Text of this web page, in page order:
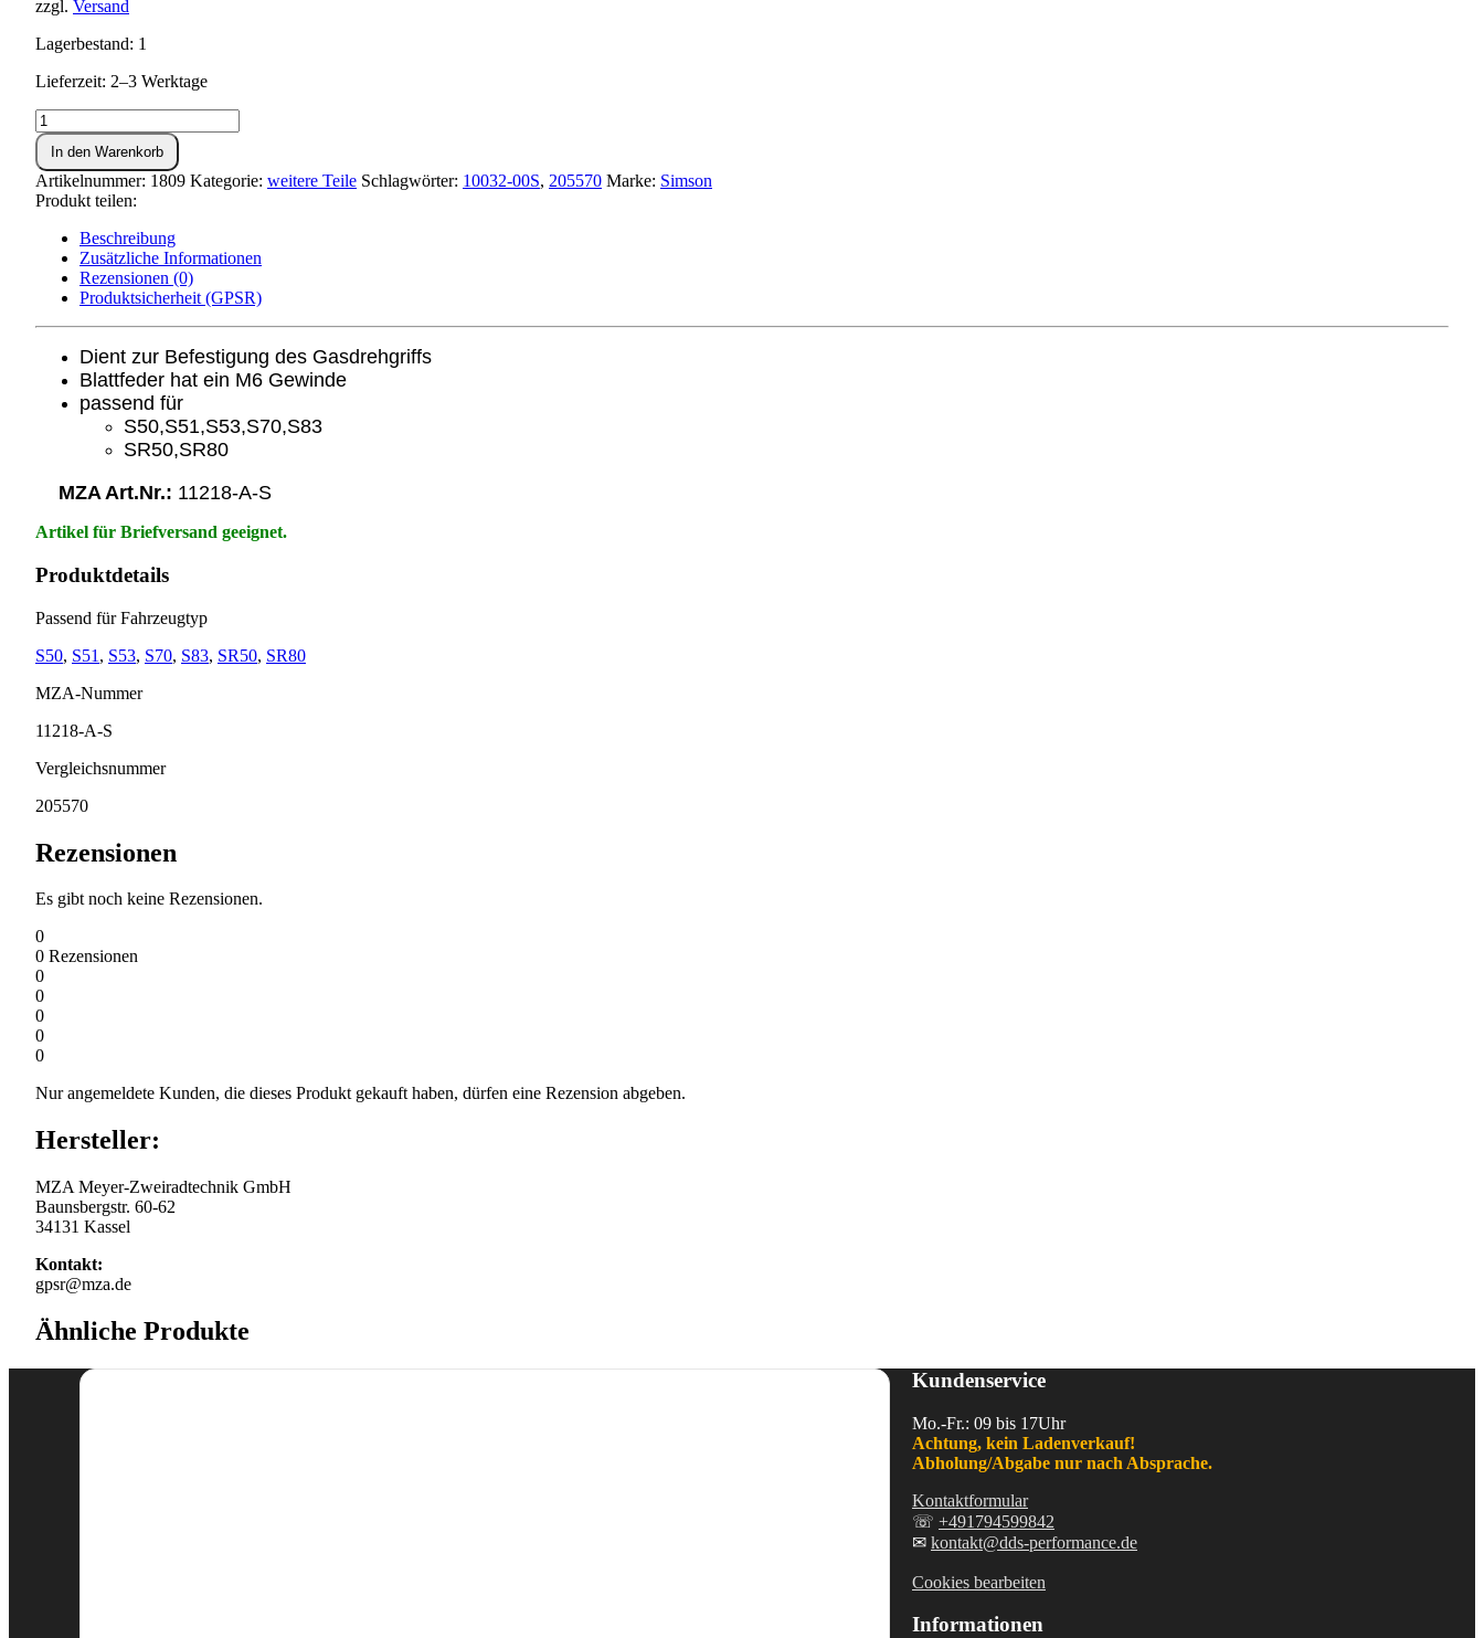
zzgl. Versand
Lagerbestand: 1
Lieferzeit: 2–3 Werktage
Blattfeder
für
Gasdrehgriff
S50,S51,SR50
Menge
In den Warenkorb
Artikelnummer: 1809 Kategorie: weitere Teile Schlagwörter: 10032-00S, 205570 Marke: Simson
Produkt teilen:
Beschreibung
Zusätzliche Informationen
Rezensionen (0)
Produktsicherheit (GPSR)
Dient zur Befestigung des Gasdrehgriffs
Blattfeder hat ein M6 Gewinde
passend für
S50,S51,S53,S70,S83
SR50,SR80
MZA Art.Nr.: 11218-A-S
Artikel für Briefversand geeignet.
Produktdetails
Passend für Fahrzeugtyp
S50, S51 , S53, S70, S83, SR50, SR80
MZA-Nummer
11218-A-S
Vergleichsnummer
205570
Rezensionen
Es gibt noch keine Rezensionen.
0
0 Rezensionen
0
0
0
0
0
Nur angemeldete Kunden, die dieses Produkt gekauft haben, dürfen eine Rezension abgeben.
Hersteller:
MZA Meyer-Zweiradtechnik GmbH
Baunsbergstr. 60-62
34131 Kassel
Kontakt:
gpsr@mza.de
Ähnliche Produkte
Kundenservice
Mo.-Fr.: 09 bis 17Uhr
Achtung, kein Ladenverkauf!
Abholung/Abgabe nur nach Absprache.
Kontaktformular
☏ +491794599842
✉ kontakt@dds-performance.de
Cookies bearbeiten
Informationen